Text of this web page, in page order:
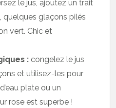
le jus, ajoutez un trait
quelques glaçons pilés
vert. Chic et
: congelez le jus
et utilisez-les pour
plate ou un
rose est superbe !